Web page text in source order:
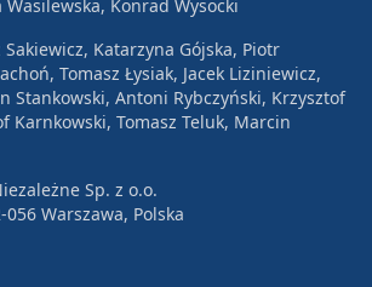
Wasilewska, Konrad Wysocki
Sakiewicz, Katarzyna Gójska, Piotr
Tomasz Łysiak, Jacek Liziniewicz,
Stankowski, Antoni Rybczyński, Krzysztof
Karnkowski, Tomasz Teluk, Marcin
Sp. z o.o.
Warszawa, Polska